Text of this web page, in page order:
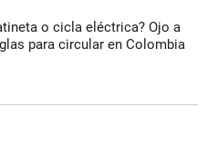
o cicla eléctrica? Ojo a
para circular en Colombia